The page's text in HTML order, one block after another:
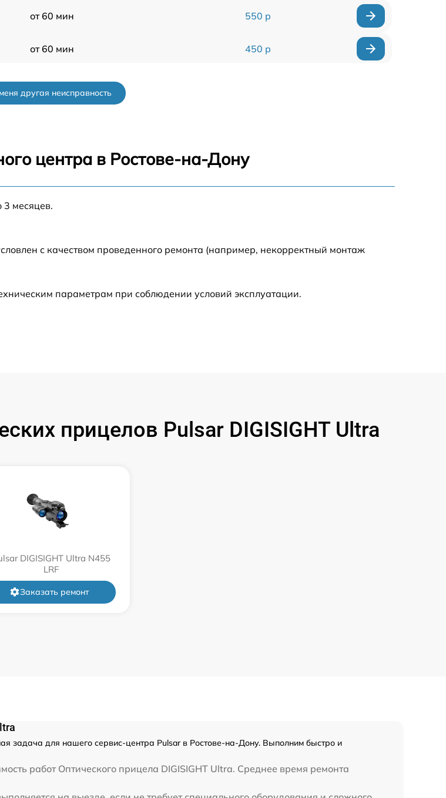
от 60 мин 550 р
от 60 мин 450 р
от 60 мин
от 60 мин 1550 р
от 60 мин 650 р
от 60 мин
от 60 мин
другая неисправность
центра в Ростове-на-Дону
месяцев.
с качеством проведенного ремонта (например, некорректный монтаж
параметрам при соблюдении условий эксплуатации.
прицелов Pulsar DIGISIGHT Ultra
DIGISIGHT Ultra N455
LRF
Заказать ремонт
задача для нашего сервис-центра Pulsar в Ростове-на-Дону. Выполним быстро и
работ Оптического прицела DIGISIGHT Ultra. Среднее время ремонта